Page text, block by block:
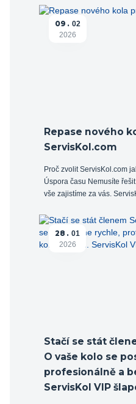
09
02
2026
Repase nového
ServisKol.com
Proč zvolit ServisKol.com
Úspora času Nemusíte
vše zajistíme za vás.
28
01
2026
Stačí se stát
O vaše kolo se
profesionálně a
ServisKol VIP